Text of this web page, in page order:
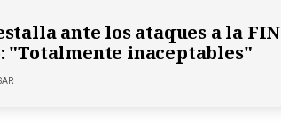
ante los ataques a la
"Totalmente inaceptables"